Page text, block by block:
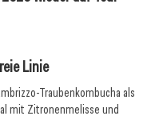
Linie
Traubenkombucha als
mit Zitronenmelisse und